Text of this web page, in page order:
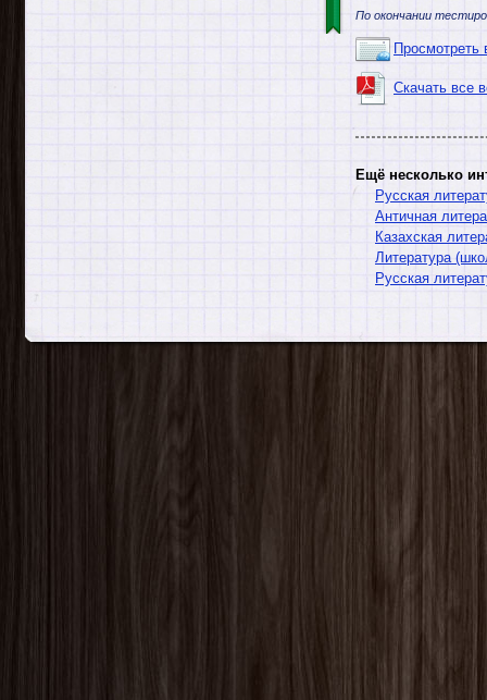
По окончании
Просмотреть
Скачать все
Ещё несколько
Русская
Античная
Казахская
Литература
Русская